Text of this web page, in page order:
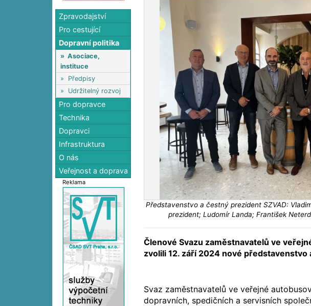
Zpravodajství
Pro cestující
Dopravní politika
» Asociace,
instituce
» Předpisy
» Udržitelný rozvoj
Pro dopravce
Technika
Dopravci
Infrastruktura
O nás
Veřejnost a doprava
Reklama
Představenstvo a čestný prezident SZVAD:
prezident; Ludomír Landa; František
Členové Svazu zaměstnavatelů ve
zvolili 12. září 2024 nové představenstvo
Svaz zaměstnavatelů ve veřejné
dopravních, spedičních a servisních